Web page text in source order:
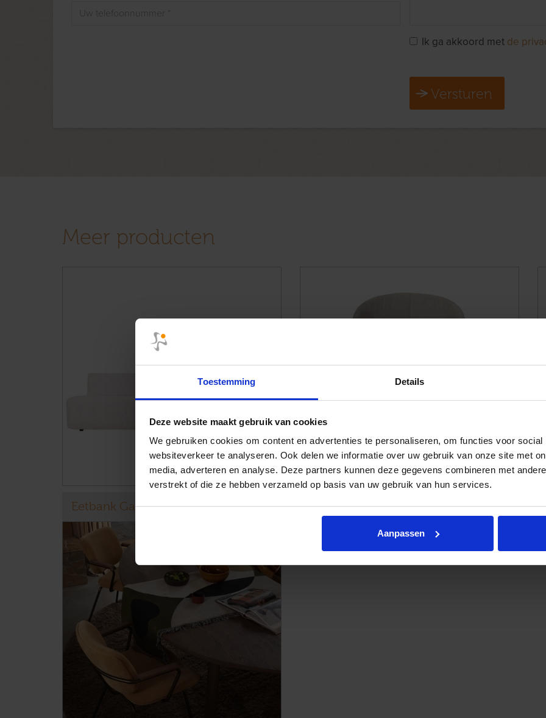
Toestemming Details
Deze website maakt gebruik van cookies
We gebruiken cookies om content en advertenties te personaliseren, om functies voor
websiteverkeer te analyseren. Ook delen we informatie over uw gebruik van onze site met
media, adverteren en analyse. Deze partners kunnen deze gegevens combineren met
verstrekt of die ze hebben verzameld op basis van uw gebruik van hun services.
Aanpassen
Ik ga akkoord met de
Versturen
Meer producten
Eetbank Gavi Eetstoel Jimm